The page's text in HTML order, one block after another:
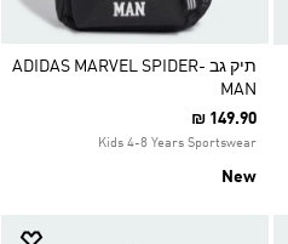
תיק גב ADIDAS MARVEL SPIDER-
MAN
₪ 149.90
Kids 4-8 Years Sportswear
New